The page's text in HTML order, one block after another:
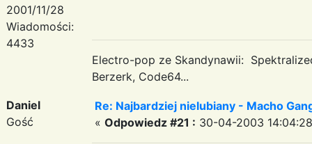
2001/11/28
Wiadomości:
4433
Electro-pop ze Skandynawii:
Berzerk, Code64...
Daniel
Gość
Re: Najbardziej nielubiany - Macho
« Odpowiedz #21 : 30-04-2003